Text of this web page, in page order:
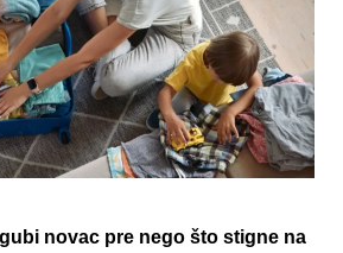
novac pre nego što stigne na